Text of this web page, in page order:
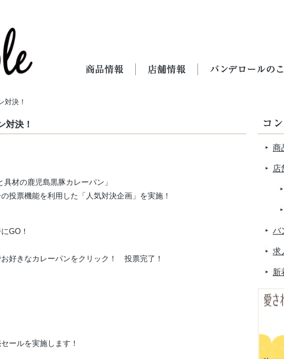
対決！
対決！
材の鹿児島黒豚カレーパン」
投票機能を利用した「人気対決企画」を実施！
GO！
好きなカレーパンをクリック！ 投票完了！
ールを実施します！
商
店
バ
求
新